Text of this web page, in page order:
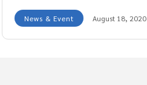
News & Event August 18, 2020